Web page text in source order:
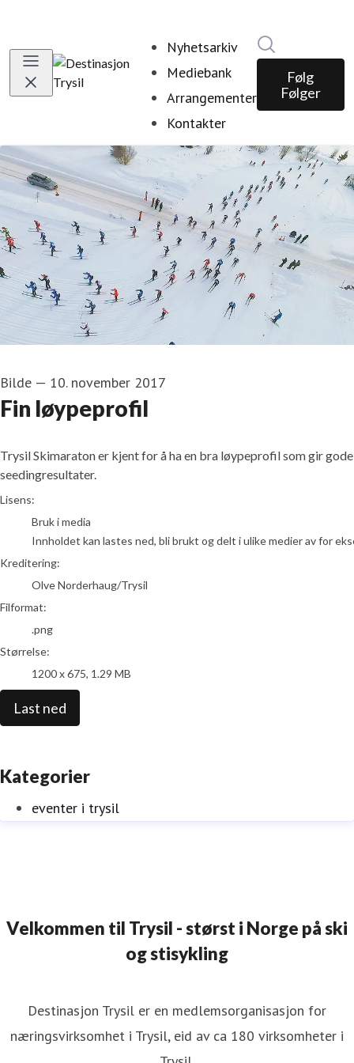
Nyhetsarkiv
Mediebank
Arrangementer
Kontakter
Følg
Følger
Bilde — 10. november 2017
Fin løypeprofil
Trysil Skimaraton er kjent for å ha en bra løypeprofil som gir gode
seedingresultater.
Olve Norderhaug/Trysil
Lisens:
Bruk i media
Innholdet kan lastes ned, bli brukt og delt i ulike medier av for
Kreditering:
Olve Norderhaug/Trysil
Filformat:
.png
Størrelse:
1200 x 675, 1.29 MB
Last ned
Kategorier
eventer i trysil
Velkommen til Trysil - størst i Norge på ski
og stisykling
Destinasjon Trysil er en medlemsorganisasjon for
næringsvirksomhet i Trysil, eid av ca 180 virksomheter i